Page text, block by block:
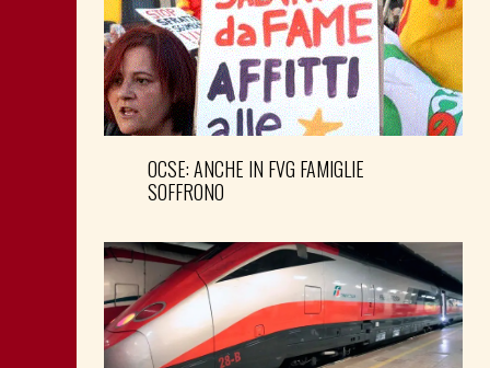
OCSE: ANCHE IN FVG FAMIGLIE
SOFFRONO